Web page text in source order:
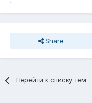
Share
Перейти к списку тем